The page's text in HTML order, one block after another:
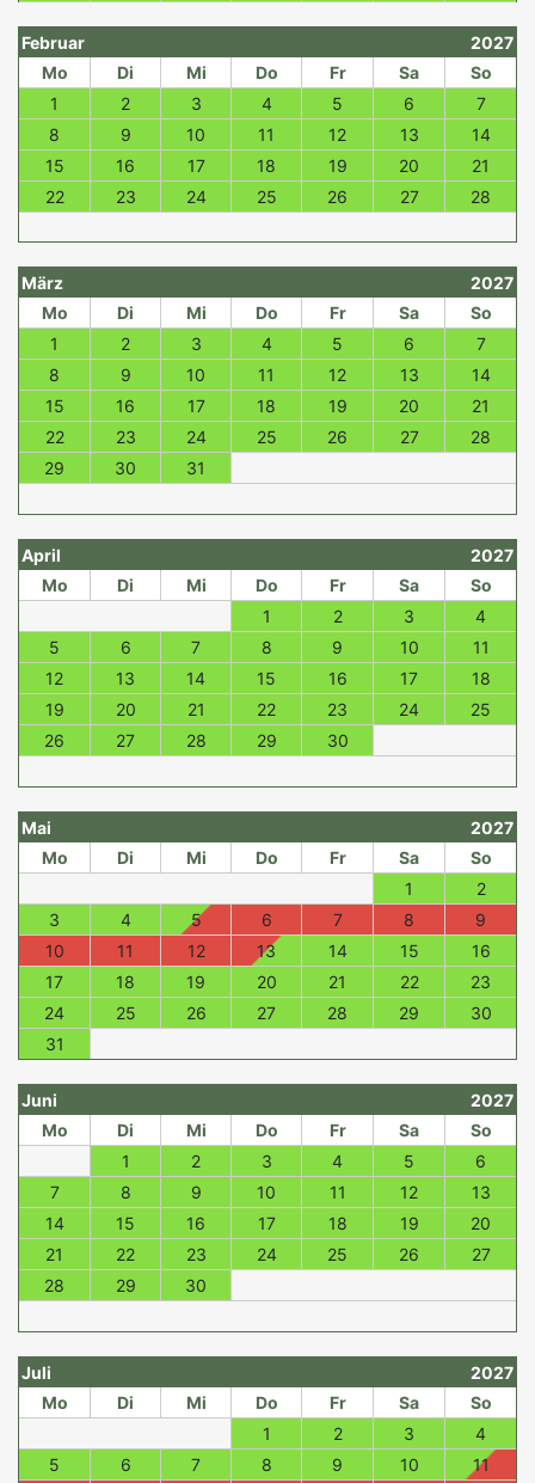
Februar
2027
Mo
Di Mi Do Fr Sa
So
1
2 3 4 5 6
7
8
9 10 11 12 13
14
15
16 17 18 19 20
21
22
23 24 25 26 27 28
März
2027
Mo
Di Mi Do Fr Sa
So
1
2 3 4 5 6
7
8
9 10 11 12 13
14
15
16 17 18 19 20
21
22
23 24 25 26 27
28
29
30 31
April
2027
Mo
Di Mi Do Fr Sa
So
1
2 3
4
5
6 7 8 9 10
11
12
13 14 15 16 17
18
19
20 21 22 23 24
25
26
27 28 29 30
Mai
2027
Mo
Di Mi Do Fr Sa
So
1
2
3
4 5 6 7 8
9
10
11 12 13 14 15
16
17
18 19 20 21 22
23
24
25 26 27 28 29
30
31
Juni
2027
Mo
Di Mi Do Fr Sa
So
1
2 3 4 5
6
7
8 9 10 11 12
13
14
15 16 17 18 19
20
21
22 23 24 25 26
27
28
29 30
Juli
2027
Mo
Di Mi Do Fr Sa
So
1
2 3
4
5
6 7 8 9 10 11